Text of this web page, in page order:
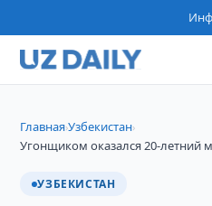
Главная›Узбекистан›
Угонщиком оказался 20-летний
УЗБЕКИСТАН